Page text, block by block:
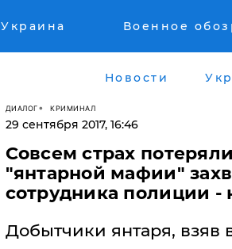
Украина Военное
Новости
ДИАЛОГ КРИМИНАЛ
29 сентября 2017, 16:46
Совсем страх
"янтарной мафии"
сотрудника полиции -
Добытчики янтаря, взяв